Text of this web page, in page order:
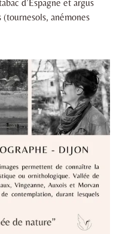
d’Espagne et argus
anémones